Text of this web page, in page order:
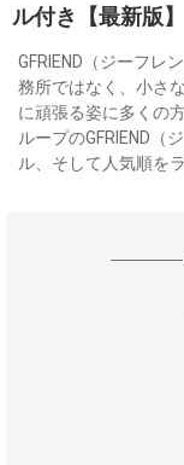
ル付き【最新版】
GFRIEND（ジーフレ
務所ではなく、小さ
に頑張る姿に多くの
ループのGFRIEND（
ル、そして人気順を